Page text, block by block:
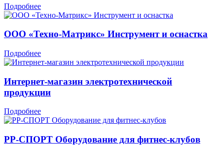
Подробнее
ООО «Техно-Матрикс» Инструмент и оснастка
Подробнее
Интернет-магазин электротехнической
продукции
Подробнее
РР-СПОРТ Оборудование для фитнес-клубов